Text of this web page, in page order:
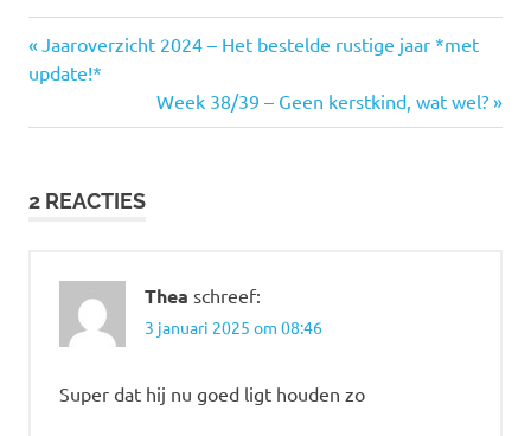
Bericht
navigatie
Vorige
bericht:
Jaaroverzicht 2024 – Het bestelde rustige jaar *met
update!*
Volgende
bericht:
Week 38/39 – Geen kerstkind, wat wel?
2 REACTIES
Thea schreef:
3 januari 2025 om 08:46
Super dat hij nu goed ligt houden zo